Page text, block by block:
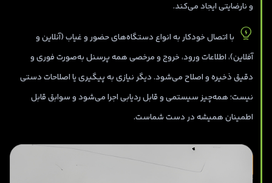
و نارضایتی ایجاد می‌کند.
با اتصال خودکار به انواع دستگاه‌های حضور و غیاب (آنلاین و
آفلاین)، اطلاعات ورود، خروج و مرخصی همه پرسنل به‌صورت فوری و
دقیق ذخیره و اصلاح می‌شود. دیگر نیازی به پیگیری یا اصلاحات دستی
نیست؛ همه‌چیز سیستمی و قابل ردیابی اجرا می‌شود و سوابق قابل
اطمینان همیشه در دست شماست.